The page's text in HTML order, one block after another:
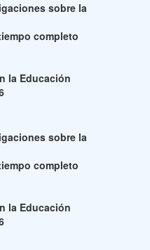
sobre la
completo
la Educación
sobre la
completo
la Educación